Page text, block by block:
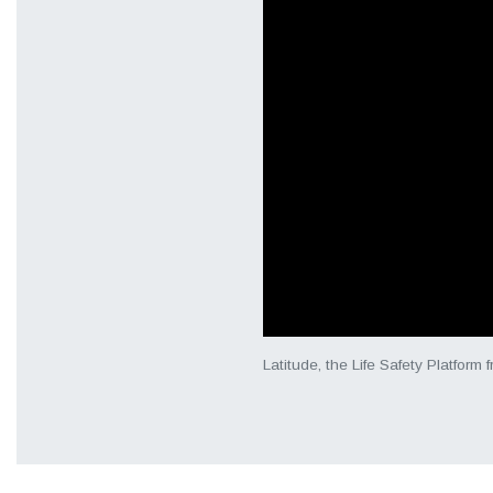
Latitude, the Life Safety Platform